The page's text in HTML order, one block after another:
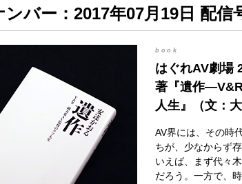
バー：2017年07月19日 配信
book
はぐれAV劇場
著『遺作
人生』（文：大
AV界には、その時
ちが、少なからず
いえば、まず代々
だろう。一方で、